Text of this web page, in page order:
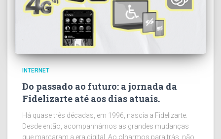
INTERNET
Do passado ao futuro: a jornada da
Fidelizarte até aos dias atuais.
Há quase três décadas, em 1996, nascia a Fidelizarte.
Desde então, acompanhámos as grandes mudanças
que marcaram a era digital. Ao olharmos para trás, não